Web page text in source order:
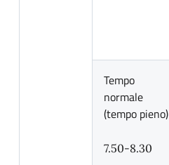
Tempo
normale
(tempo pieno)
7.50-8.30